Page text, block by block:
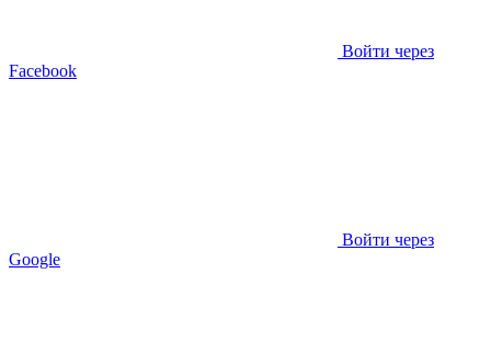
Войти через
Facebook
Войти через
Google